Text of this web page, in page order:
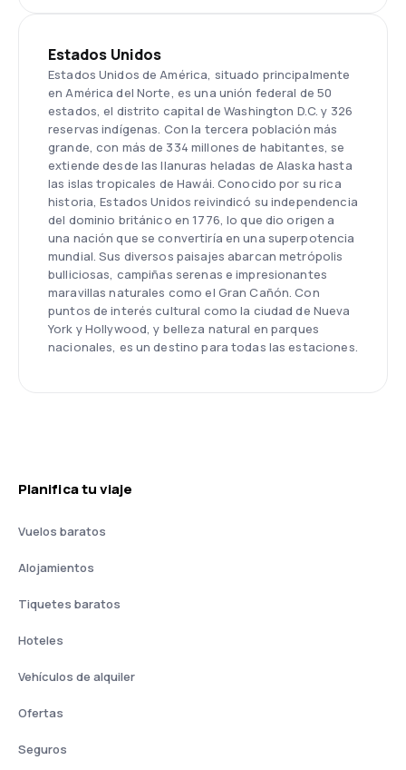
Estados Unidos
Estados Unidos de América, situado principalmente
en América del Norte, es una unión federal de 50
estados, el distrito capital de Washington D.C. y 326
reservas indígenas. Con la tercera población más
grande, con más de 334 millones de habitantes, se
extiende desde las llanuras heladas de Alaska hasta
las islas tropicales de Hawái. Conocido por su rica
historia, Estados Unidos reivindicó su independencia
del dominio británico en 1776, lo que dio origen a
una nación que se convertiría en una superpotencia
mundial. Sus diversos paisajes abarcan metrópolis
bulliciosas, campiñas serenas e impresionantes
maravillas naturales como el Gran Cañón. Con
puntos de interés cultural como la ciudad de Nueva
York y Hollywood, y belleza natural en parques
nacionales, es un destino para todas las estaciones.
Planifica tu viaje
Vuelos baratos
Alojamientos
Tiquetes baratos
Hoteles
Vehículos de alquiler
Ofertas
Seguros